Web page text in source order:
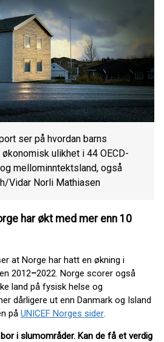
ser på hvordan barns
ulikhet i 44 OECD-
mellominntektsland, også
Vidar Norli Mathiasen
har økt med mer enn 10
at Norge har hatt en økning i
2012–2022. Norge scorer også
land på fysisk helse og
dårligere ut enn Danmark og Island
på UNICEF Norges sider
i slumområder. Kan de få et verdig